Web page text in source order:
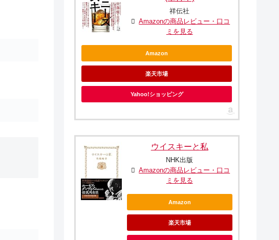
祥伝社
Amazonの商品レビュー・口コ
ミを見る
Amazon
楽天市場
Yahoo!ショッピング
ウイスキーと私
NHK出版
Amazonの商品レビュー・口コ
ミを見る
Amazon
楽天市場